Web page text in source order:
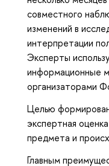
совместного
изменений в
интерпретации
Эксперты
информационные
организаторами
Целью
экспертная
предмета и
Главным